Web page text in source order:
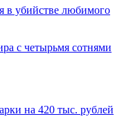
в убийстве любимого
с четырьмя сотнями
на 420 тыс. рублей